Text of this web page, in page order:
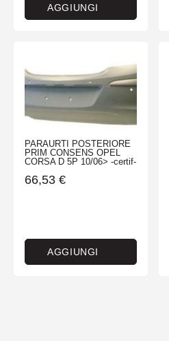
AGGIUNGI
PARAURTI POSTERIORE
PRIM CONSENS OPEL
CORSA D 5P 10/06> -certif-
66,53 €
AGGIUNGI